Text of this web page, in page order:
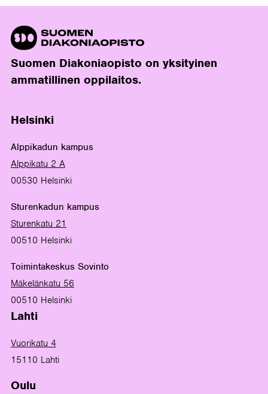
Suomen Diakoniaopisto on yksityinen
ammatillinen oppilaitos.
Helsinki
Alppikadun kampus
Alppikatu 2 A
00530 Helsinki
Sturenkadun kampus
Sturenkatu 21
00510 Helsinki
Toimintakeskus Sovinto
Mäkelänkatu 56
00510 Helsinki
Lahti
Vuorikatu 4
15110 Lahti
Oulu